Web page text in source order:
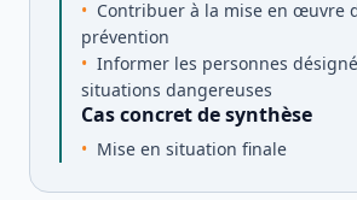
Contribuer à la mise en œuvre
prévention
Informer les personnes
situations dangereuses
Cas concret de synthèse
Mise en situation finale